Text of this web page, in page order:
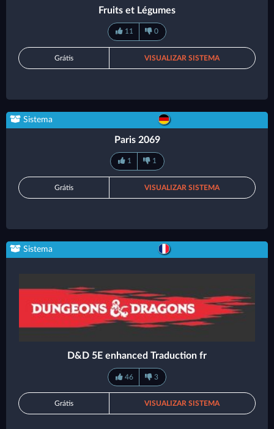
Fruits et Légumes
11 0
Grátis VISUALIZAR SISTEMA
Sistema
Paris 2069
1 1
Grátis VISUALIZAR SISTEMA
Sistema
D&D 5E enhanced Traduction fr
46 3
Grátis VISUALIZAR SISTEMA